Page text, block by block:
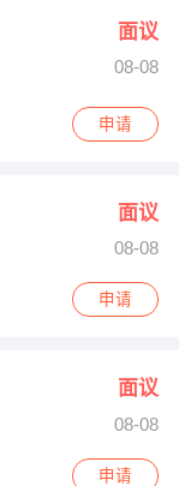
面议
08-08
华强广场A座817-
申请
面议
08-08
申请
面议
08-08
申请